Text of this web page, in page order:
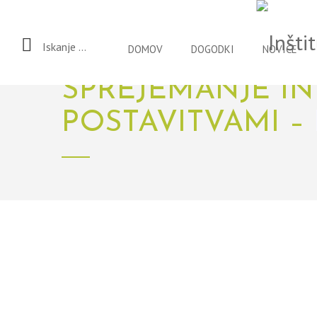
Iskanje ... DOMOV DOGODKI NOVICE
POTENCIALI
IN
SPREJEMANJE
POSTAVITVAMI